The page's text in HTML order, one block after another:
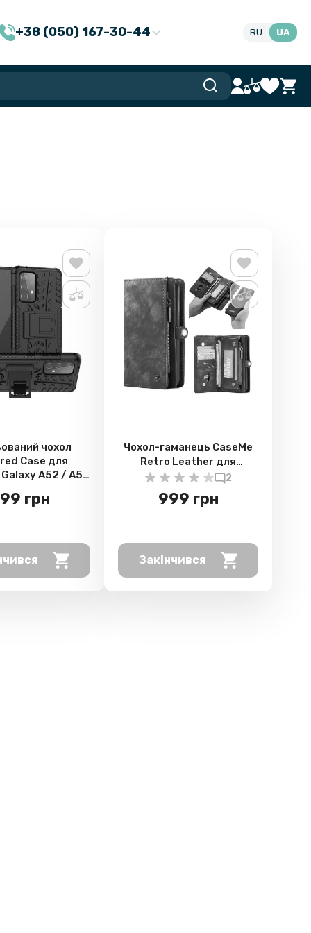
+38 (050) 167-30-44 RU UA
чохол
Case для
A52 / A52
грн
Чохол-гаманець CaseMe
Retro Leather для
Samsung Galaxy A52 / A52
5G / A52s 5G, Black
2
999 грн
Закінчився